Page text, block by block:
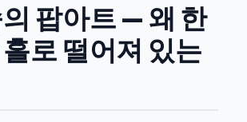
팝아트 — 왜 한
로 떨어져 있는